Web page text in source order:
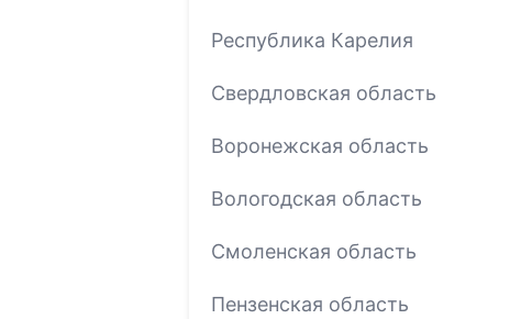
Республика Карелия
Свердловская область
Воронежская область
Вологодская область
Смоленская область
Пензенская область